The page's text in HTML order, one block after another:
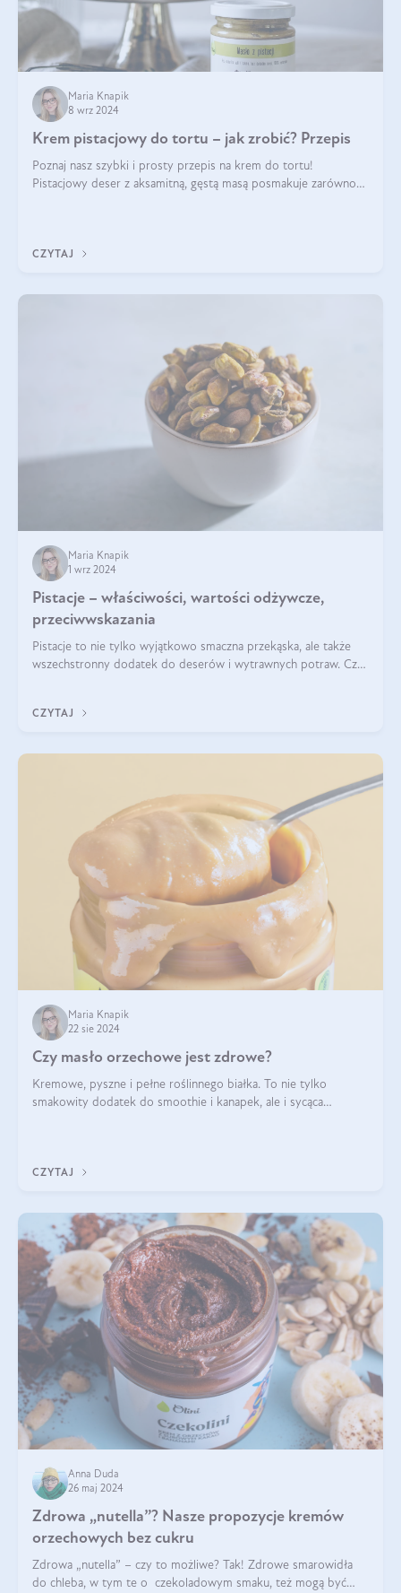
Maria Knapik
8 wrz 2024
Krem pistacjowy do tortu – jak zrobić? Przepis
Poznaj nasz szybki i prosty przepis na krem do tortu!
Pistacjowy deser z aksamitną, gęstą masą posmakuje zarówno
CZYTAJ
Maria Knapik
1 wrz 2024
Pistacje – właściwości, wartości odżywcze,
przeciwwskazania
Pistacje to nie tylko wyjątkowo smaczna przekąska, ale także
wszechstronny dodatek do deserów i wytrawnych potraw. Czy
CZYTAJ
Maria Knapik
22 sie 2024
Czy masło orzechowe jest zdrowe?
Kremowe, pyszne i pełne roślinnego białka. To nie tylko
smakowity dodatek do smoothie i kanapek, ale i sycąca
CZYTAJ
Anna Duda
26 maj 2024
Zdrowa „nutella”? Nasze propozycje kremów
orzechowych bez cukru
Zdrowa „nutella” – czy to możliwe? Tak! Zdrowe smarowidła
do chleba, w tym te o czekoladowym smaku, też mogą być